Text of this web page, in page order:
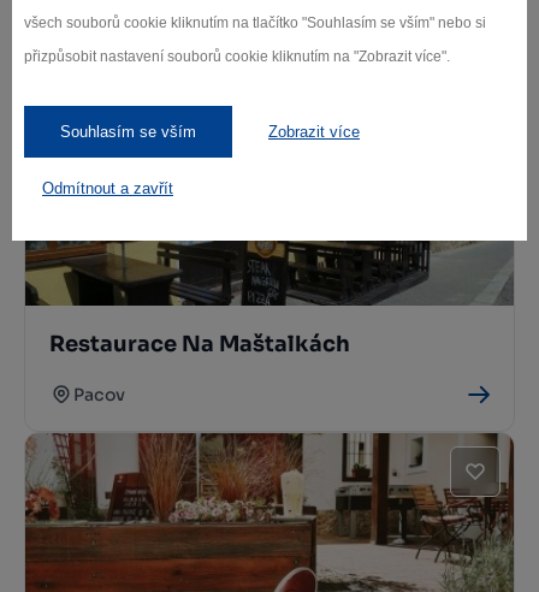
všech souborů cookie kliknutím na tlačítko "Souhlasím se vším" nebo si
přizpůsobit nastavení souborů cookie kliknutím na "Zobrazit více".
Souhlasím se vším Zobrazit více
Odmítnout a zavřít
Pizzerie Peppino
Restaurace Na Maštalkách
Pacov